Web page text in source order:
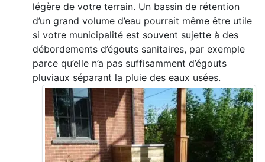
légère de votre terrain. Un bassin de rétention
d’un grand volume d’eau pourrait même être utile
si votre municipalité est souvent sujette à des
débordements d’égouts sanitaires, par exemple
parce qu’elle n’a pas suffisamment d’égouts
pluviaux séparant la pluie des eaux usées.